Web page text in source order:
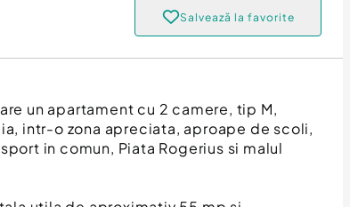
Salvează la favorite
un apartament cu 2 camere, tip M,
intr-o zona apreciata, aproape de scoli,
in comun, Piata Rogerius si malul